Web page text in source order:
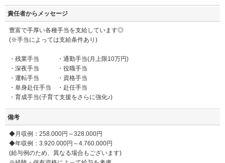
責任者からメッセージ
豊富で手厚い各種手当を支給しています◎
(※手当によっては支給条件あり)
・残業手当 ・通勤手当(月上限10万円)
・深夜手当 ・役職手当
・運転手当 ・資格手当
・単身赴任手当 ・赴任手当
・育成手当(子育て支援をさらに強化♪)
備考
◆月収例：258.000円～328.000円
◆年収例：3.920.000円～4.760.000円
(給与例のため、異なる場合もございます)